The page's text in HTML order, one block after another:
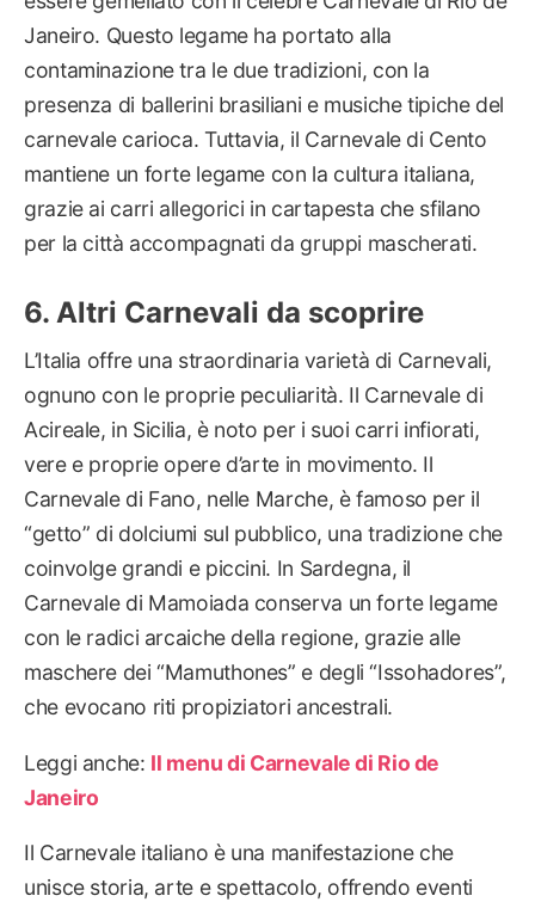
Janeiro. Questo legame ha portato alla
contaminazione tra le due tradizioni, con la
presenza di ballerini brasiliani e musiche tipiche del
carnevale carioca. Tuttavia, il Carnevale di Cento
mantiene un forte legame con la cultura italiana,
grazie ai carri allegorici in cartapesta che sfilano
per la città accompagnati da gruppi mascherati.
Altri Carnevali da scoprire
L’Italia offre una straordinaria varietà di Carnevali,
ognuno con le proprie peculiarità. Il Carnevale di
Acireale, in Sicilia, è noto per i suoi carri infiorati,
vere e proprie opere d’arte in movimento. Il
Carnevale di Fano, nelle Marche, è famoso per il
“getto” di dolciumi sul pubblico, una tradizione che
coinvolge grandi e piccini. In Sardegna, il
Carnevale di Mamoiada conserva un forte legame
con le radici arcaiche della regione, grazie alle
maschere dei “Mamuthones” e degli “Issohadores”,
che evocano riti propiziatori ancestrali.
Leggi anche: Il menu di Carnevale di Rio de
Janeiro
Il Carnevale italiano è una manifestazione che
unisce storia, arte e spettacolo, offrendo eventi